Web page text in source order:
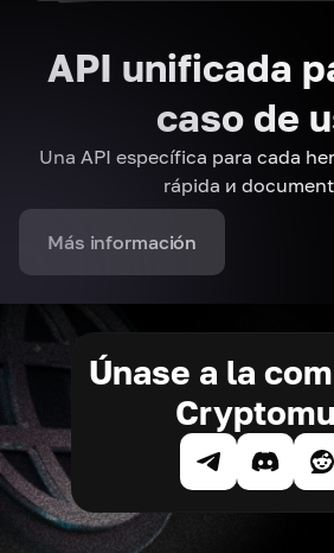
API unificada
caso de
Una API específica para cada
rápida и
Más información
Únase a la